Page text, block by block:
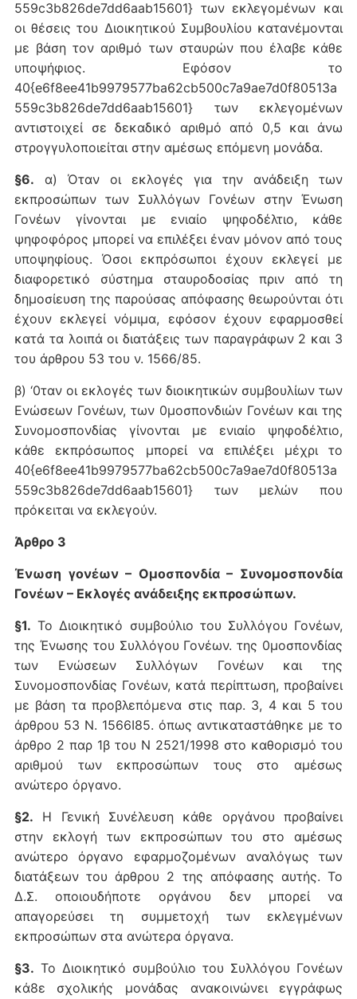
559c3b826de7dd6aab15601} των εκλεγομένων και
οι θέσεις του Διοικητικού Συμβουλίου κατανέμονται
με βάση τον αριθμό των σταυρών που έλαβε κάθε
υποψήφιος. Εφόσον το
40{e6f8ee41b9979577ba62cb500c7a9ae7d0f80513a
559c3b826de7dd6aab15601} των εκλεγομένων
αντιστοιχεί σε δεκαδικό αριθμό από 0,5 και άνω
στρογγυλοποιείται στην αμέσως επόμενη μονάδα.
§6. α) Όταν οι εκλογές για την ανάδειξη των
εκπροσώπων των Συλλόγων Γονέων στην Ένωση
Γονέων γίνονται με ενιαίο ψηφοδέλτιο, κάθε
ψηφοφόρος μπορεί να επιλέξει έναν μόνον από τους
υποψηφίους. Όσοι εκπρόσωποι έχουν εκλεγεί με
διαφορετικό σύστημα σταυροδοσίας πριν από τη
δημοσίευση της παρούσας απόφασης θεωρούνται ότι
έχουν εκλεγεί νόμιμα, εφόσον έχουν εφαρμοσθεί
κατά τα λοιπά οι διατάξεις των παραγράφων 2 και 3
του άρθρου 53 του ν. 1566/85.
β) ‘0ταν οι εκλογές των διοικητικών συμβουλίων των
Ενώσεων Γονέων, των 0μοσπονδιών Γονέων και της
Συνομοσπονδίας γίνονται με ενιαίο ψηφοδέλτιο,
κάθε εκπρόσωπος μπορεί να επιλέξει μέχρι το
40{e6f8ee41b9979577ba62cb500c7a9ae7d0f80513a
559c3b826de7dd6aab15601} των μελών που
πρόκειται να εκλεγούν.
Άρθρο 3
Ένωση γονέων – Ομοσπονδία – Συνομοσπονδία
Γονέων – Εκλογές ανάδειξης εκπροσώπων.
§1. Το Διοικητικό συμβούλιο του Συλλόγου Γονέων,
της Ένωσης του Συλλόγου Γονέων. της 0μοσπονδίας
των Ενώσεων Συλλόγων Γονέων και της
Συνομοσπονδίας Γονέων, κατά περίπτωση, προβαίνει
με βάση τα προβλεπόμενα στις παρ. 3, 4 και 5 του
άρθρου 53 Ν. 1566Ι85. όπως αντικαταστάθηκε με το
άρθρο 2 παρ 1β του Ν 2521/1998 στο καθορισμό του
αριθμού των εκπροσώπων τους στο αμέσως
ανώτερο όργανο.
§2. Η Γενική Συνέλευση κάθε οργάνου προβαίνει
στην εκλογή των εκπροσώπων του στο αμέσως
ανώτερο όργανο εφαρμοζομένων αναλόγως των
διατάξεων του άρθρου 2 της απόφασης αυτής. Το
Δ.Σ. οποιουδήποτε οργάνου δεν μπορεί να
απαγορεύσει τη συμμετοχή των εκλεγμένων
εκπροσώπων στα ανώτερα όργανα.
§3. Το Διοικητικό συμβούλιο του Συλλόγου Γονέων
κά8ε σχολικής μονάδας ανακοινώνει εγγράφως